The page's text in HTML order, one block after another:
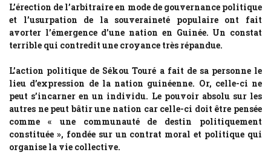
L’érection de l’arbitraire en mode de gouvernance politique
et l’usurpation de la souveraineté populaire ont fait
avorter l’émergence d’une nation en Guinée. Un constat
terrible qui contredit une croyance très répandue.
L’action politique de Sékou Touré a fait de sa personne le
lieu d’expression de la nation guinéenne. Or, celle-ci ne
peut s’incarner en un individu. Le pouvoir absolu sur les
autres ne peut bâtir une nation car celle-ci doit être pensée
comme « une communauté de destin politiquement
constituée », fondée sur un contrat moral et politique qui
organise la vie collective.